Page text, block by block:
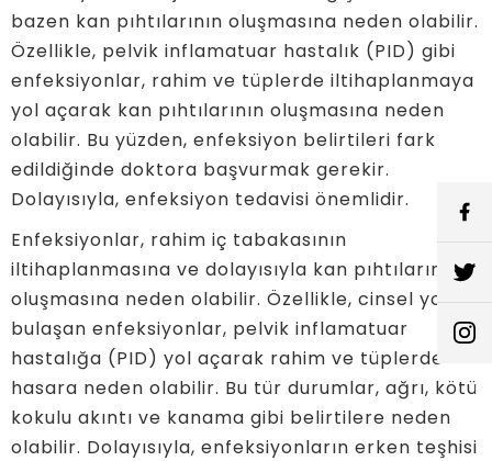
bazen kan pıhtılarının oluşmasına neden olabilir.
Özellikle, pelvik inflamatuar hastalık (PID) gibi
enfeksiyonlar, rahim ve tüplerde iltihaplanmaya
yol açarak kan pıhtılarının oluşmasına neden
olabilir. Bu yüzden, enfeksiyon belirtileri fark
edildiğinde doktora başvurmak gerekir.
Dolayısıyla, enfeksiyon tedavisi önemlidir.
Enfeksiyonlar, rahim iç tabakasının
iltihaplanmasına ve dolayısıyla kan pıhtılarının
oluşmasına neden olabilir. Özellikle, cinsel yolla
bulaşan enfeksiyonlar, pelvik inflamatuar
hastalığa (PID) yol açarak rahim ve tüplerde
hasara neden olabilir. Bu tür durumlar, ağrı, kötü
kokulu akıntı ve kanama gibi belirtilere neden
olabilir. Dolayısıyla, enfeksiyonların erken teşhisi